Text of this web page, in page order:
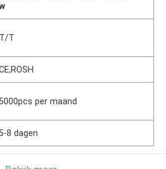
T/T
per maand
8 dagen